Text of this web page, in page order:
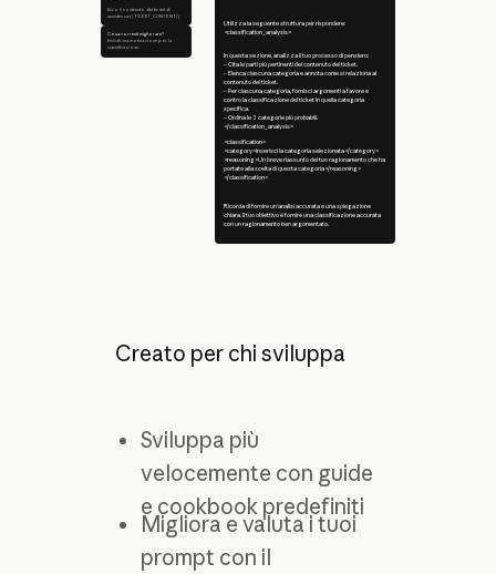
Ecco il contenuto del ticket di
assistenza:{{TICKET_CONTENT}}
Cosa vorresti migliorare?
Includi una motivazione per la
classificazione.
Utilizza la seguente struttura per rispondere:
<classification_analysis>
In questa sezione, analizza il tuo processo di pensiero:
– Cita le parti più pertinenti del contenuto del ticket.
– Elenca ciascuna categoria e annota come si relaziona al
contenuto del ticket.
– Per ciascuna categoria, fornisci argomenti a favore e
contro la classificazione del ticket in quella categoria
specifica.
– Ordina le 3 categorie più probabili.
</classification_analysis>
<classification>
<category>Inserisci la categoria selezionata</category>
<reasoning>Un breve riassunto del tuo ragionamento che ha
portato alla scelta di questa categoria</reasoning>
</classification>
Ricorda di fornire un'analisi accurata e una spiegazione
chiara. Il tuo obiettivo è fornire una classificazione accurata
con un ragionamento ben argomentato.
Creato per chi sviluppa
Sviluppa più
velocemente con guide
e cookbook predefiniti
Migliora e valuta i tuoi
prompt con il